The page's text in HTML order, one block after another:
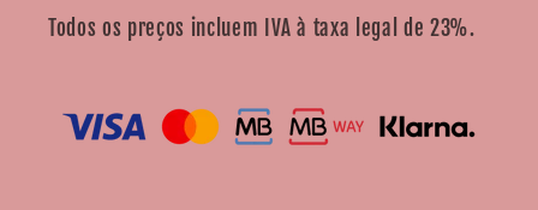
Todos os preços incluem IVA à taxa legal de 23%.